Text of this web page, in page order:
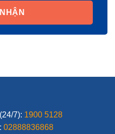
7): 1900 5128
02888836868